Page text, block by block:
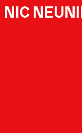
NIC